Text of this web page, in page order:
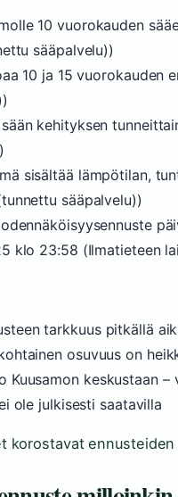
10 vuorokauden
sääpalvelu))
10 ja 15 vuorokauden
kehityksen
sisältää lämpötilan,
sääpalvelu))
klo 23:58 (Ilmatieteen
tarkkuus pitkällä
osuvuus on
Kuusamon keskustaan
ole julkisesti saatavilla
korostavat